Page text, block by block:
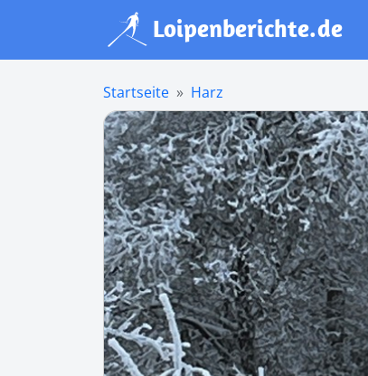
Startseite Harz